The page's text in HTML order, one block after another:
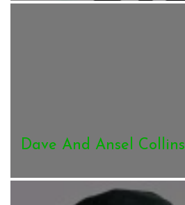
Dave And Ansel Collins